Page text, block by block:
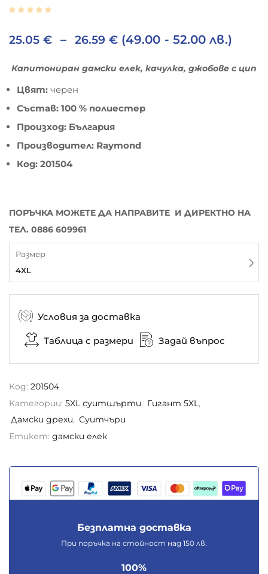
25.05 € – 26.59 € (49.00 - 52.00 лв.)
Капитониран дамски елек, качулка, джобове с цип
Цвят: черен
Състав: 100 % полиестер
Произход: България
Производител: Raymond
Код: 201504
ПОРЪЧКА МОЖЕТЕ ДА НАПРАВИТЕ И ДИРЕКТНО НА
ТЕЛ. 0886 609961
Размер
4XL
Условия за доставка
Таблица с размери Задай въпрос
Код: 201504
Категории: 5XL суитшърти, Гигант 5XL,
Дамски дрехи, Суитчъри
Етикет: дамски елек
Безплатна доставка
При поръчка на стойност над 150 лв.
100%